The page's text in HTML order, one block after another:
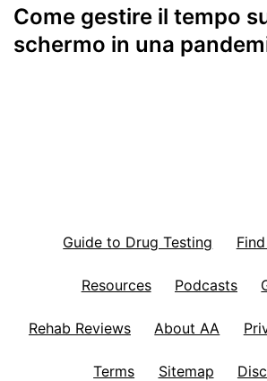
Come gestire il tempo
schermo in una
Guide to Drug Testing
Resources Podcasts
Rehab Reviews About AA
Terms Sitemap